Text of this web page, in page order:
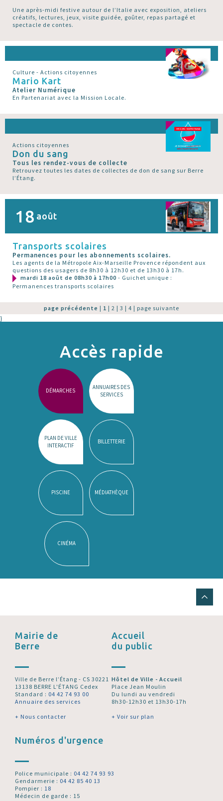
Une après-midi festive autour de l’Italie avec exposition, ateliers
créatifs, lectures, jeux, visite guidée, goûter, repas partagé et
spectacle de contes.
Culture - Actions citoyennes
Mario Kart
Atelier Numérique
En Partenariat avec la Mission Locale.
Actions citoyennes
Don du sang
Tous les rendez-vous de collecte
Retrouvez toutes les dates de collectes de don de sang sur Berre
l’Étang.
18 août
Transports scolaires
Permanences pour les abonnements scolaires.
Les agents de la Métropole Aix-Marseille Provence répondent aux
questions des usagers de 8h30 à 12h30 et de 13h30 à 17h.
mardi 18 août de 08h30 à 17h00 - Guichet unique :
Permanences transports scolaires
page précédente | 1 | 2 | 3 | 4 | page suivante
}
Accès rapide
DÉMARCHES
ANNUAIRES DES
SERVICES
PLAN DE VILLE
INTERACTIF
BILLETTERIE
PISCINE MÉDIATHÈQUE
CINÉMA
Mairie de
Berre
Ville de Berre l’Étang - CS 30221
13138 BERRE L'ÉTANG Cedex
Standard : 04 42 74 93 00
Annuaire des services
+ Nous contacter
Accueil
du public
Hôtel de Ville - Accueil
Place Jean Moulin
Du lundi au vendredi
8h30-12h30 et 13h30-17h
+ Voir sur plan
Numéros d'urgence
Police municipale : 04 42 74 93 93
Gendarmerie : 04 42 85 40 13
Pompier : 18
Médecin de garde : 15